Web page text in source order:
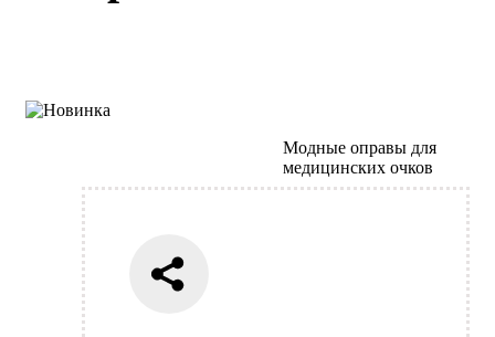
Модные оправы для
медицинских очков